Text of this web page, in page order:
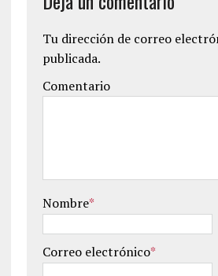
Tu dirección de correo
publicada.
Comentario
Nombre*
Correo electrónico*